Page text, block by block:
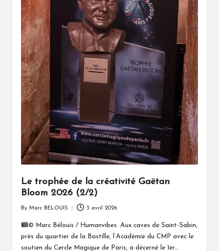
Le trophée de la créativité Gaëtan
Bloom 2026 (2/2)
by
By Marc BELOUIS 3 avril 2026
© Marc Bélouis / Humanvibes. Aux caves de Saint-Sabin,
près du quartier de la Bastille, l’Académie du CMP avec le
soutien du Cercle Magique de Paris, a décerné le 1er…